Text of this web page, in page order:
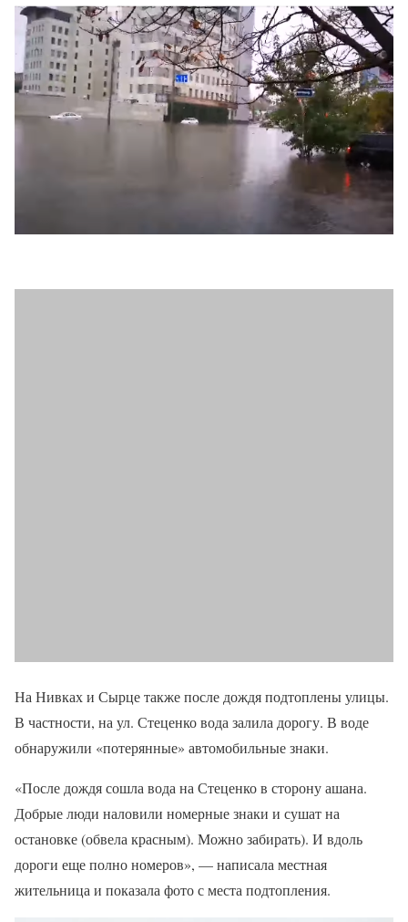
На Нивках и Сырце также после дождя подтоплены улицы.
В частности, на ул. Стеценко вода залила дорогу. В воде
обнаружили «потерянные» автомобильные знаки.
«После дождя сошла вода на Стеценко в сторону ашана.
Добрые люди наловили номерные знаки и сушат на
остановке (обвела красным). Можно забирать). И вдоль
дороги еще полно номеров», — написала местная
жительница и показала фото с места подтопления.